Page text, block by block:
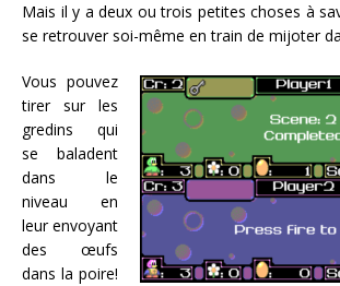
Mais il y a deux ou trois petites choses à
se retrouver soi-même en train de mijoter
Vous pouvez
tirer sur les
gredins qui
se baladent
dans le
niveau en
leur envoyant
des œufs
dans la poire!